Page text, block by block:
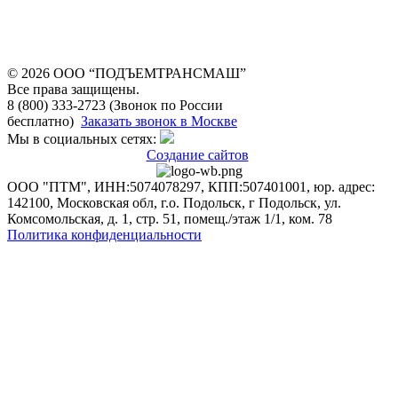
© 2026 OOO “ПОДЪЕМТРАНСМАШ”
Все права защищены.
8 (800) 333-2723 (Звонок по России
бесплатно) Заказать звонок в Москве
Мы в социальных сетях:
Создание сайтов
ООО "ПТМ", ИНН:5074078297, КПП:507401001, юр. адрес:
142100, Московская обл, г.о. Подольск, г Подольск, ул.
Комсомольская, д. 1, стр. 51, помещ./этаж 1/1, ком. 78
Политика конфиденциальности